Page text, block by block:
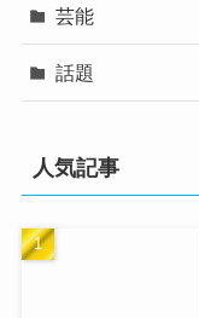
芸能
話題
人気記事